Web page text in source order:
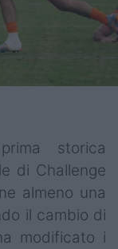
storica
di Challenge
almeno una
il cambio di
modificato i